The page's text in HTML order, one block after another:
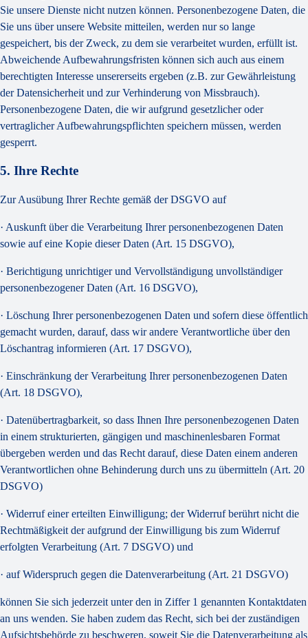
Sie unsere Dienste nicht nutzen können. Personenbezogene Daten, die
Sie uns über unsere Website mitteilen, werden nur so lange
gespeichert, bis der Zweck, zu dem sie verarbeitet wurden, erfüllt ist.
Abweichende Aufbewahrungsfristen können sich auch aus einem
berechtigten Interesse unsererseits ergeben (z.B. zur Gewährleistung
der Datensicherheit und zur Verhinderung von Missbrauch).
Personenbezogene Daten, die wir aufgrund gesetzlicher oder
vertraglicher Aufbewahrungspflichten speichern müssen, werden
gesperrt.
5. Ihre Rechte
Zur Ausübung Ihrer Rechte gemäß der DSGVO auf
· Auskunft über die Verarbeitung Ihrer personenbezogenen Daten
sowie auf eine Kopie dieser Daten (Art. 15 DSGVO),
· Berichtigung unrichtiger und Vervollständigung unvollständiger
personenbezogener Daten (Art. 16 DSGVO),
· Löschung Ihrer personenbezogenen Daten und sofern diese öffentlich
gemacht wurden, darauf, dass wir andere Verantwortliche über den
Löschantrag informieren (Art. 17 DSGVO),
· Einschränkung der Verarbeitung Ihrer personenbezogenen Daten
(Art. 18 DSGVO),
· Datenübertragbarkeit, so dass Ihnen Ihre personenbezogenen Daten
in einem strukturierten, gängigen und maschinenlesbaren Format
übergeben werden und das Recht darauf, diese Daten einem anderen
Verantwortlichen ohne Behinderung durch uns zu übermitteln (Art. 20
DSGVO)
· Widerruf einer erteilten Einwilligung; der Widerruf berührt nicht die
Rechtmäßigkeit der aufgrund der Einwilligung bis zum Widerruf
erfolgten Verarbeitung (Art. 7 DSGVO) und
· auf Widerspruch gegen die Datenverarbeitung (Art. 21 DSGVO)
können Sie sich jederzeit unter den in Ziffer 1 genannten Kontaktdaten
an uns wenden. Sie haben zudem das Recht, sich bei der zuständigen
Aufsichtsbehörde zu beschweren, soweit Sie die Datenverarbeitung als